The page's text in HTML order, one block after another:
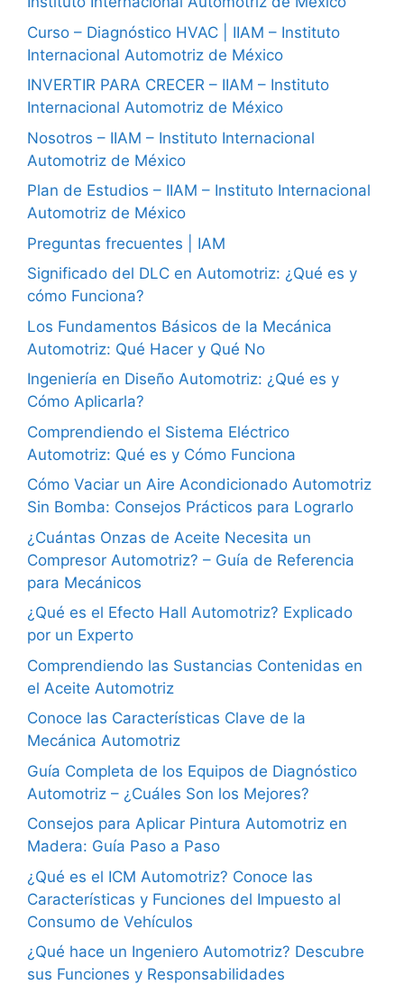
Curso – Diagnóstico HVAC | IIAM – Instituto
Internacional Automotriz de México
INVERTIR PARA CRECER – IIAM – Instituto
Internacional Automotriz de México
Nosotros – IIAM – Instituto Internacional
Automotriz de México
Plan de Estudios – IIAM – Instituto Internacional
Automotriz de México
Preguntas frecuentes | IAM
Significado del DLC en Automotriz: ¿Qué es y
cómo Funciona?
Los Fundamentos Básicos de la Mecánica
Automotriz: Qué Hacer y Qué No
Ingeniería en Diseño Automotriz: ¿Qué es y
Cómo Aplicarla?
Comprendiendo el Sistema Eléctrico
Automotriz: Qué es y Cómo Funciona
Cómo Vaciar un Aire Acondicionado Automotriz
Sin Bomba: Consejos Prácticos para Lograrlo
¿Cuántas Onzas de Aceite Necesita un
Compresor Automotriz? – Guía de Referencia
para Mecánicos
¿Qué es el Efecto Hall Automotriz? Explicado
por un Experto
Comprendiendo las Sustancias Contenidas en
el Aceite Automotriz
Conoce las Características Clave de la
Mecánica Automotriz
Guía Completa de los Equipos de Diagnóstico
Automotriz – ¿Cuáles Son los Mejores?
Consejos para Aplicar Pintura Automotriz en
Madera: Guía Paso a Paso
¿Qué es el ICM Automotriz? Conoce las
Características y Funciones del Impuesto al
Consumo de Vehículos
¿Qué hace un Ingeniero Automotriz? Descubre
sus Funciones y Responsabilidades